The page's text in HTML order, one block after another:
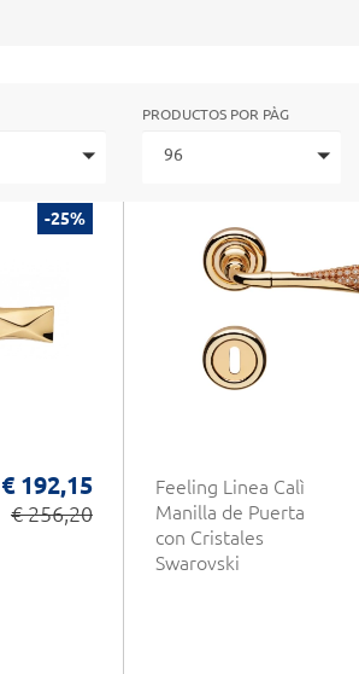
PRODUCTOS POR PÀG
96
-25%
€ 192,15
€ 256,20
Feeling Linea Calì
Manilla de Puerta
con Cristales
Swarovski